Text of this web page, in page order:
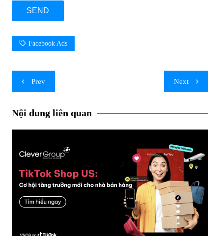
Facebook Ads
Post
navigation
Prev Next
Nội dung liên quan